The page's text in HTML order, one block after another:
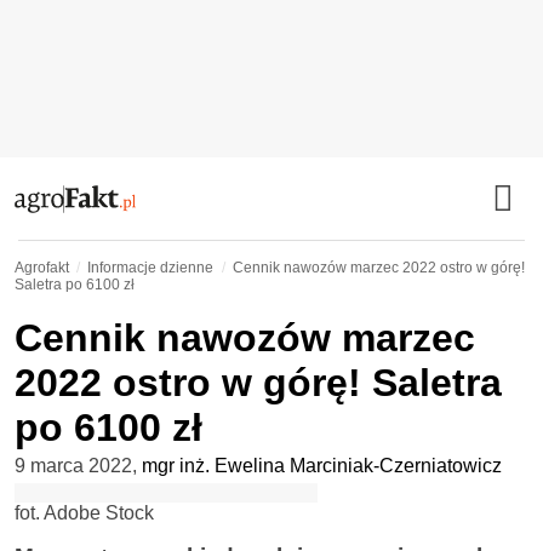
Agrofakt Informacje dzienne
Cennik nawozów marzec 2022 ostro w górę!
Saletra po 6100 zł
Cennik nawozów marzec
2022 ostro w górę! Saletra
po 6100 zł
9 marca 2022, mgr inż. Ewelina Marciniak-Czerniatowicz
fot. Adobe Stock